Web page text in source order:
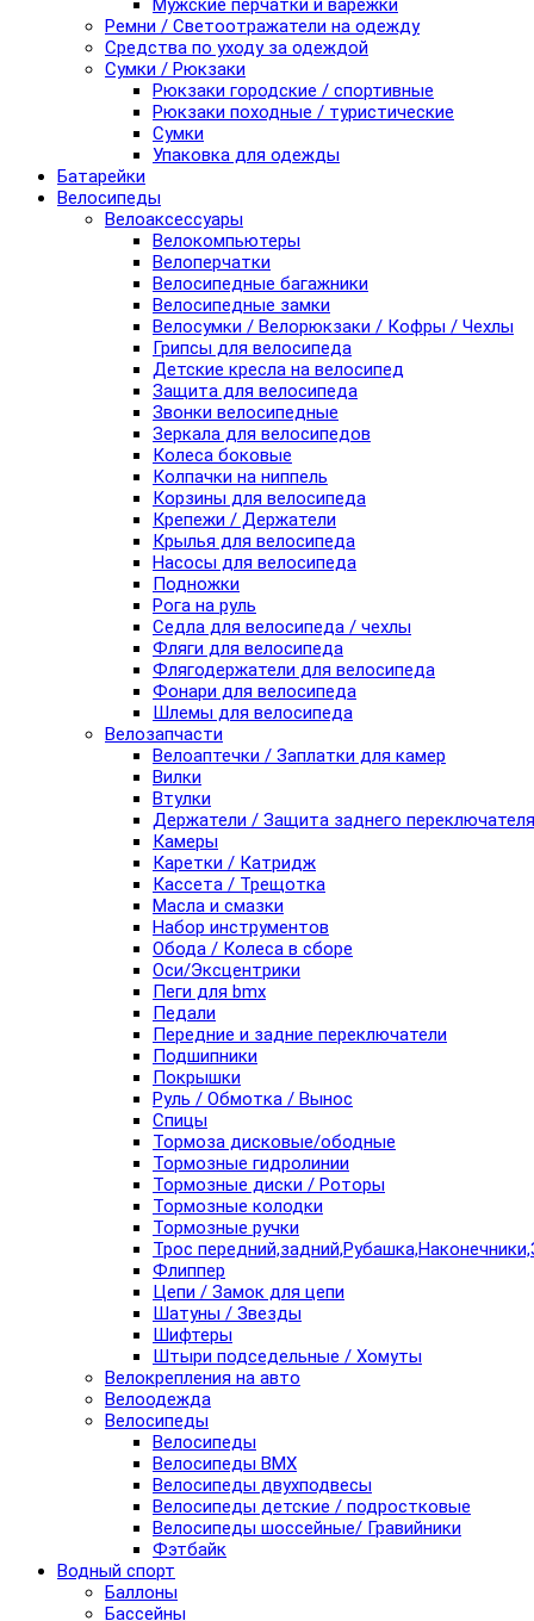
Мужские перчатки и варежки
Ремни / Светоотражатели на одежду
Средства по уходу за одеждой
Сумки / Рюкзаки
Рюкзаки городские / спортивные
Рюкзаки походные / туристические
Сумки
Упаковка для одежды
Батарейки
Велосипеды
Велоаксессуары
Велокомпьютеры
Велоперчатки
Велосипедные багажники
Велосипедные замки
Велосумки / Велорюкзаки / Кофры / Чехлы
Грипсы для велосипеда
Детские кресла на велосипед
Защита для велосипеда
Звонки велосипедные
Зеркала для велосипедов
Колеса боковые
Колпачки на ниппель
Корзины для велосипеда
Крепежи / Держатели
Крылья для велосипеда
Насосы для велосипеда
Подножки
Рога на руль
Седла для велосипеда / чехлы
Фляги для велосипеда
Флягодержатели для велосипеда
Фонари для велосипеда
Шлемы для велосипеда
Велозапчасти
Велоаптечки / Заплатки для камер
Вилки
Втулки
Держатели / Защита заднего переключателя
Камеры
Каретки / Катридж
Кассета / Трещотка
Масла и смазки
Набор инструментов
Обода / Колеса в сборе
Оси/Эксцентрики
Пеги для bmx
Педали
Передние и задние переключатели
Подшипники
Покрышки
Руль / Обмотка / Вынос
Спицы
Тормоза дисковые/ободные
Тормозные гидролинии
Тормозные диски / Роторы
Тормозные колодки
Тормозные ручки
Трос
Флиппер
Цепи / Замок для цепи
Шатуны / Звезды
Шифтеры
Штыри подседельные / Хомуты
Велокрепления на авто
Велоодежда
Велосипеды
Велосипеды
Велосипеды BMX
Велосипеды двухподвесы
Велосипеды детские / подростковые
Велосипеды шоссейные/ Гравийники
Фэтбайк
Водный спорт
Баллоны
Бассейны